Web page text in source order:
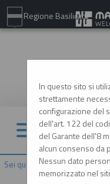
Regione Basilicata
Sei qui: Home
In questo sito si
strettamente
configurazione del
dell'art. 122 del
del Garante dell'8
alcun consenso da
Nessun dato
memorizzato nel